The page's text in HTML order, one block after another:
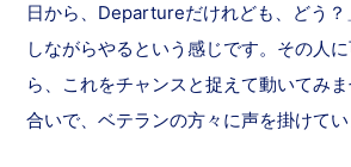
日から、Departureだけれども、どう
しながらやるという感じです。その人
ら、これをチャンスと捉えて動いてみ
合いで、ベテランの方々に声を掛けてい